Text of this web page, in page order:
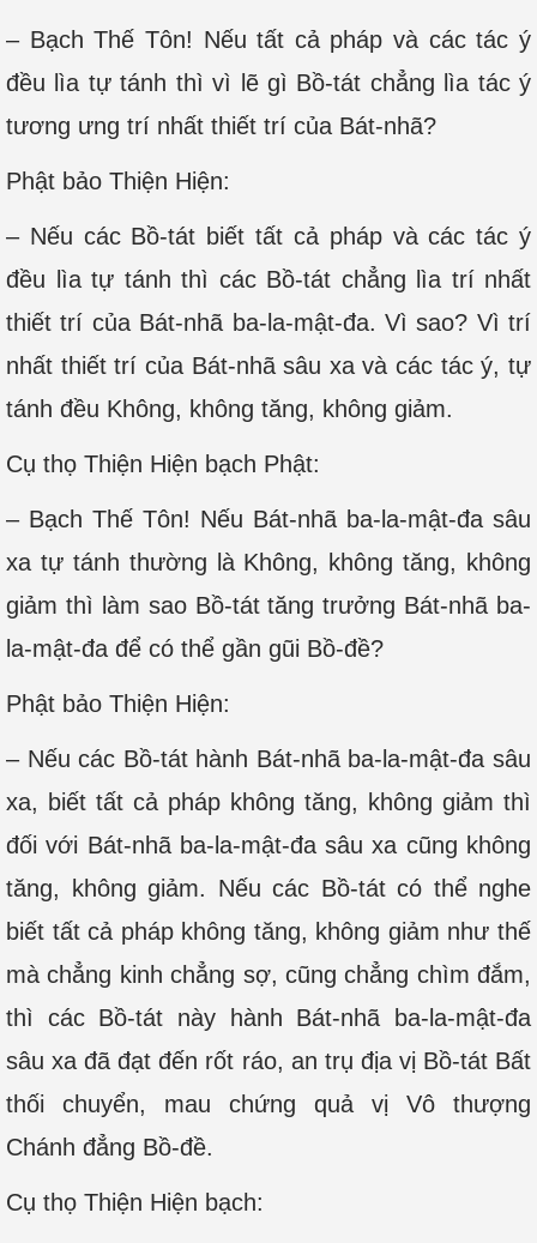
– Bạch Thế Tôn! Nếu tất cả pháp và các tác ý
đều lìa tự tánh thì vì lẽ gì Bồ-tát chẳng lìa tác ý
tương ưng trí nhất thiết trí của Bát-nhã?
Phật bảo Thiện Hiện:
– Nếu các Bồ-tát biết tất cả pháp và các tác ý
đều lìa tự tánh thì các Bồ-tát chẳng lìa trí nhất
thiết trí của Bát-nhã ba-la-mật-đa. Vì sao? Vì trí
nhất thiết trí của Bát-nhã sâu xa và các tác ý, tự
tánh đều Không, không tăng, không giảm.
Cụ thọ Thiện Hiện bạch Phật:
– Bạch Thế Tôn! Nếu Bát-nhã ba-la-mật-đa sâu
xa tự tánh thường là Không, không tăng, không
giảm thì làm sao Bồ-tát tăng trưởng Bát-nhã ba-
la-mật-đa để có thể gần gũi Bồ-đề?
Phật bảo Thiện Hiện:
– Nếu các Bồ-tát hành Bát-nhã ba-la-mật-đa sâu
xa, biết tất cả pháp không tăng, không giảm thì
đối với Bát-nhã ba-la-mật-đa sâu xa cũng không
tăng, không giảm. Nếu các Bồ-tát có thể nghe
biết tất cả pháp không tăng, không giảm như thế
mà chẳng kinh chẳng sợ, cũng chẳng chìm đắm,
thì các Bồ-tát này hành Bát-nhã ba-la-mật-đa
sâu xa đã đạt đến rốt ráo, an trụ địa vị Bồ-tát Bất
thối chuyển, mau chứng quả vị Vô thượng
Chánh đẳng Bồ-đề.
Cụ thọ Thiện Hiện bạch: